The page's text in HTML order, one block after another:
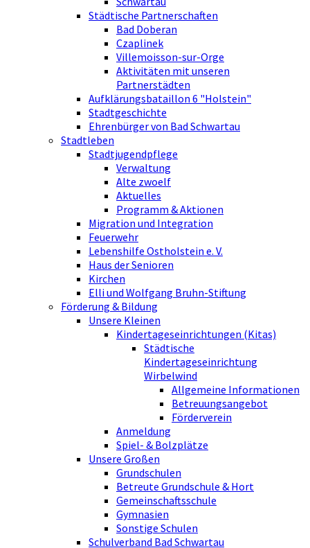
Städtische Partnerschaften
Bad Doberan
Czaplinek
Villemoisson-sur-Orge
Aktivitäten mit unseren
Partnerstädten
Aufklärungsbataillon 6 "Holstein"
Stadtgeschichte
Ehrenbürger von Bad Schwartau
Stadtleben
Stadtjugendpflege
Verwaltung
Alte zwoelf
Aktuelles
Programm & Aktionen
Migration und Integration
Feuerwehr
Lebenshilfe Ostholstein e. V.
Haus der Senioren
Kirchen
Elli und Wolfgang Bruhn-Stiftung
Förderung & Bildung
Unsere Kleinen
Kindertageseinrichtungen (Kitas)
Städtische
Kindertageseinrichtung
Wirbelwind
Allgemeine Informationen
Betreuungsangebot
Förderverein
Anmeldung
Spiel- & Bolzplätze
Unsere Großen
Grundschulen
Betreute Grundschule & Hort
Gemeinschaftsschule
Gymnasien
Sonstige Schulen
Schulverband Bad Schwartau